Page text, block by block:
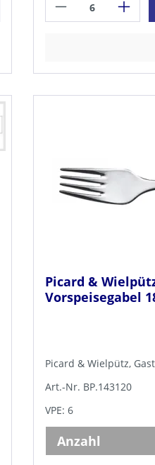
Picard &
Vorspeisegabel
Picard & Wielpütz,
Art.-Nr. BP.143120
VPE: 6
Anzahl